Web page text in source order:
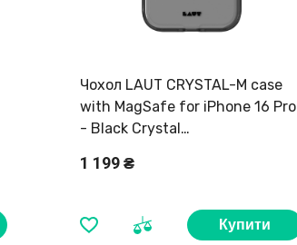
Чохол LAUT CRYSTAL-M case
with MagSafe for iPhone 16 Pro
- Black Crystal
1 199 ₴
Купити